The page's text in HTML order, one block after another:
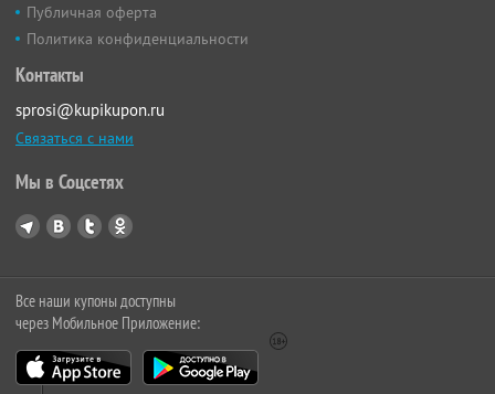
Публичная оферта
Политика конфиденциальности
Контакты
sprosi@kupikupon.ru
Связаться с нами
Мы в Соцсетях
Все наши купоны доступны
через Мобильное Приложение: